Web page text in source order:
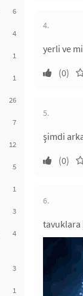
6
4
1
1
26
7
12
5
1
3
4
3
1
4.
yerli ve
(0)
5.
şimdi
(0)
6.
tavuklara